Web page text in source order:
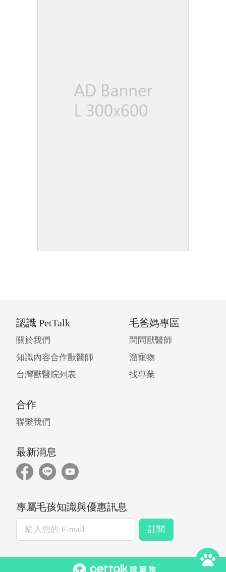
認識 PetTalk
關於我們
知識內容合作獸醫師
台灣獸醫院列表
毛爸媽專區
問問獸醫師
溜寵物
找專業
合作
聯繫我們
最新消息
專屬毛孩知識與優惠訊息
訂閱